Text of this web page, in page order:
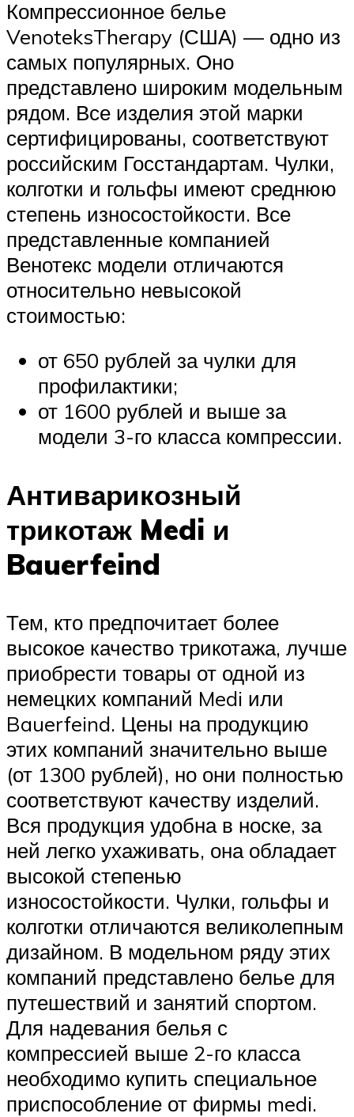
Компрессионное белье
VenoteksTherapy (США) — одно из
самых популярных. Оно
представлено широким модельным
рядом. Все изделия этой марки
сертифицированы, соответствуют
российским Госстандартам. Чулки,
колготки и гольфы имеют среднюю
степень износостойкости. Все
представленные компанией
Венотекс модели отличаются
относительно невысокой
стоимостью:
от 650 рублей за чулки для
профилактики;
от 1600 рублей и выше за
модели 3-го класса компрессии.
Антиварикозный
трикотаж Medi и
Bauerfeind
Тем, кто предпочитает более
высокое качество трикотажа, лучше
приобрести товары от одной из
немецких компаний Medi или
Bauerfeind. Цены на продукцию
этих компаний значительно выше
(от 1300 рублей), но они полностью
соответствуют качеству изделий.
Вся продукция удобна в носке, за
ней легко ухаживать, она обладает
высокой степенью
износостойкости. Чулки, гольфы и
колготки отличаются великолепным
дизайном. В модельном ряду этих
компаний представлено белье для
путешествий и занятий спортом.
Для надевания белья с
компрессией выше 2-го класса
необходимо купить специальное
приспособление от фирмы medi.